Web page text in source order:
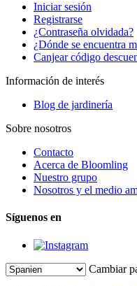
Iniciar sesión
Registrarse
¿Contraseña olvidada?
¿Dónde se encuentra
Canjear código
Información de interés
Blog de jardinería
Sobre nosotros
Contacto
Acerca de Bloomling
Nuestro grupo
Nosotros y el medio
Síguenos en
Cambiar